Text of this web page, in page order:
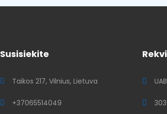
Susisiekite
Taikos 217, Vilnius, Lietuva
+37065514049